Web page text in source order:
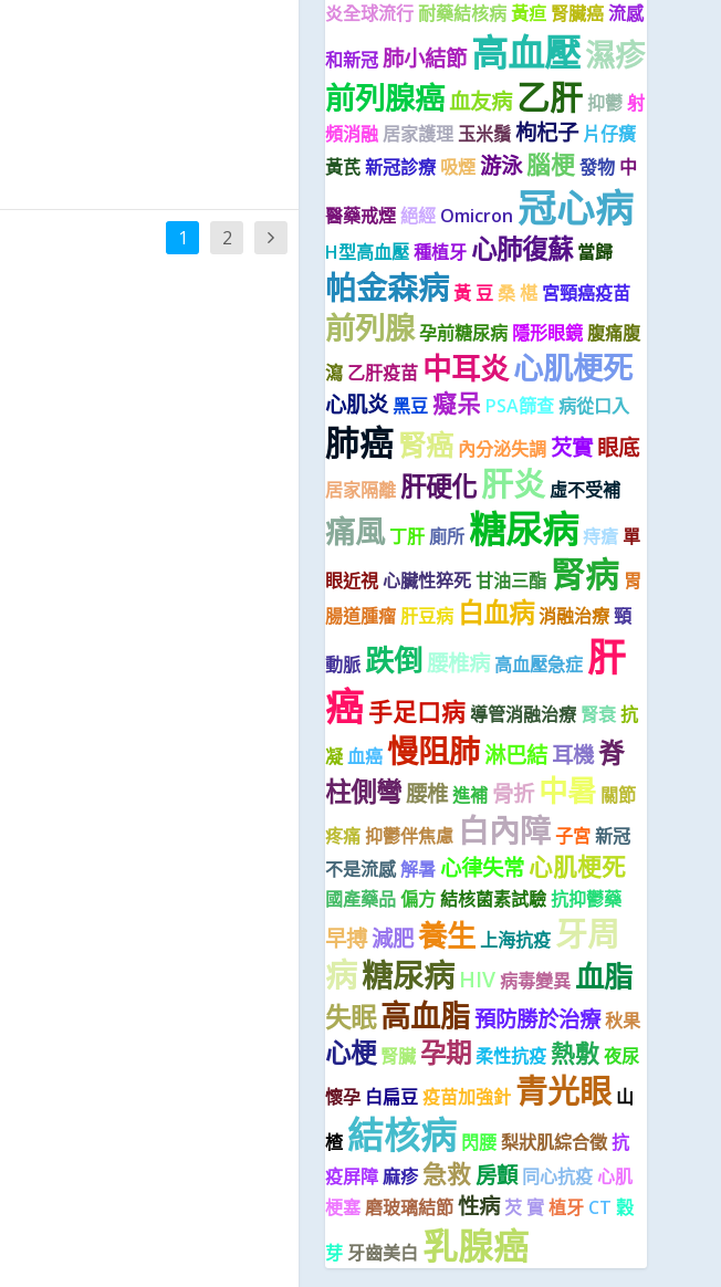
1 2
炎全球流行耐藥結核病黃疸 腎臟癌流感
和新冠肺小結節 高血壓濕疹
前列腺癌血友病 乙肝 抑鬱射
頻消融 居家護理 玉米鬚枸杞子 片仔癀
黃芪新冠診療 吸煙游泳腦梗發物 中
醫藥戒煙絕經 Omicron 冠心病
H型高血壓種植牙 心肺復蘇 當歸
帕金森病黃 豆桑 椹 宮頸癌疫苗
前列腺孕前糖尿病 隱形眼鏡 腹痛腹
瀉 乙肝疫苗 中耳炎心肌梗死
心肌炎黑豆癡呆 PSA篩查病從口入
肺癌腎癌 內分泌失調 芡實眼底
居家隔離 肝硬化肝炎 虛不受補
痛風 丁肝 廁所 糖尿病痔瘡 單
眼近視心臟性猝死甘油三酯 腎病 胃
腸道腫瘤 肝豆病 白血病消融治療頸
動脈 跌倒腰椎病 高血壓急症 肝
癌手足口病導管消融治療 腎衰抗
凝血癌慢阻肺淋巴結耳機脊
柱側彎腰椎進補 骨折 中暑 關節
疼痛抑鬱伴焦慮 白內障子宮新冠
不是流感解暑心律失常心肌梗死
國產藥品偏方結核菌素試驗抗抑鬱藥
早搏減肥養生上海抗疫 牙周
病糖尿病 HIV病毒變異 血脂
失眠高血脂預防勝於治療秋果
心梗 腎臟 孕期 柔性抗疫熱敷夜尿
懷孕 白扁豆疫苗加強針 青光眼 山
楂 結核病 閃腰梨狀肌綜合徵抗
疫屏障麻疹 急救房顫 同心抗疫心肌
梗塞磨玻璃結節性病 芡 實植牙 CT 穀
芽牙齒美白 乳腺癌